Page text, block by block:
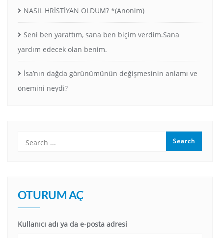
NASIL HRİSTİYAN OLDUM? *(Anonim)
Seni ben yarattım, sana ben biçim verdim.Sana
yardım edecek olan benim.
İsa’nın dağda görünümünün değişmesinin anlamı ve
önemini neydi?
OTURUM AÇ
Kullanıcı adı ya da e-posta adresi